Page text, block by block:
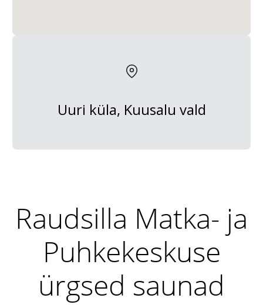
Uuri küla, Kuusalu vald
Raudsilla Matka- ja
Puhkekeskuse
ürgsed saunad